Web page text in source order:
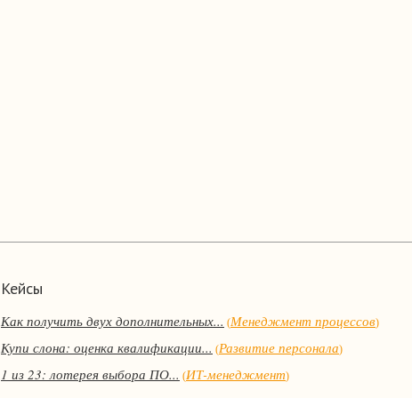
Кейсы
Как получить двух дополнительных... (Менеджмент процессов)
Купи слона: оценка квалификации... (Развитие персонала)
1 из 23: лотерея выбора ПО... (ИТ-менеджмент)